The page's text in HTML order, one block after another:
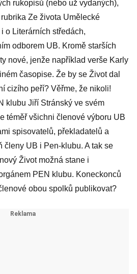
rukopisů (nebo už vydaných),
Ze života Umělecké
o Literárních středách,
odborem UB. Kromě starších
nové, jenže například verše Karly
časopise. Že by se Život dal
cizího peří? Věřme, že nikoli!
klubu Jiří Stránský ve svém
téměř všichni členové výboru UB
spisovatelů, překladatelů a
členy UB i Pen-klubu. A tak se
Život možná stane i
PEN klubu. Koneckonců
obou spolků publikovat?